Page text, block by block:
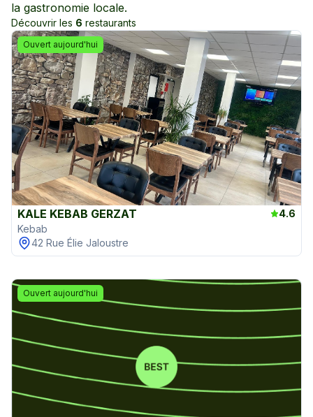
la gastronomie locale.
Découvrir les 6 restaurants
Ouvert aujourd'hui
KALE KEBAB GERZAT
4.6
Kebab
42 Rue Élie Jaloustre
Ouvert aujourd'hui